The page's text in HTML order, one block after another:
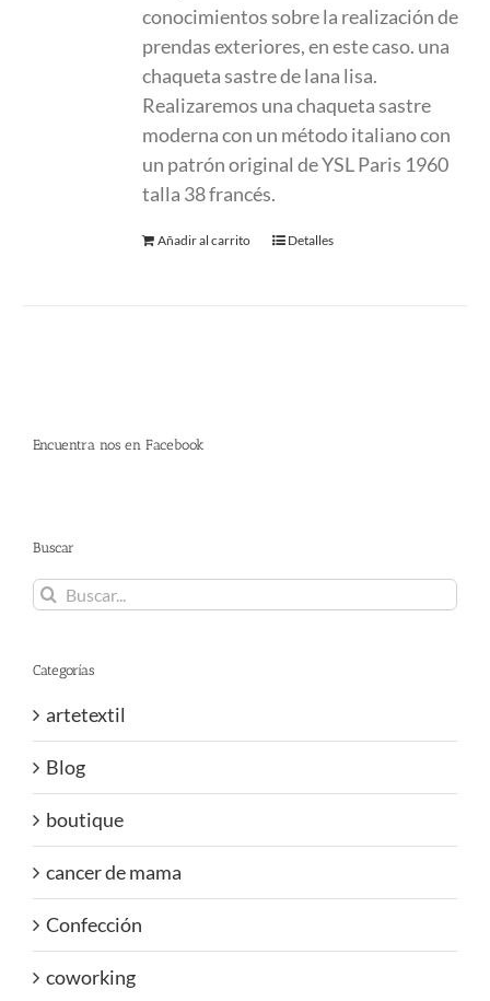
conocimientos sobre la realización de
prendas exteriores, en este caso. una
chaqueta sastre de lana lisa.
Realizaremos una chaqueta sastre
moderna con un método italiano con
un patrón original de YSL Paris 1960
talla 38 francés.
Añadir al carrito Detalles
Encuentra nos en Facebook
Buscar
Buscar:
Categorías
artetextil
Blog
boutique
cancer de mama
Confección
coworking